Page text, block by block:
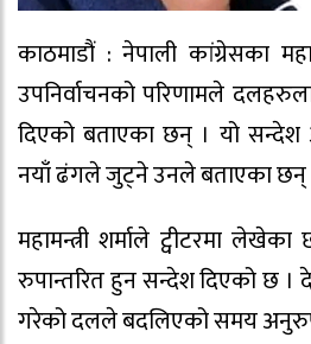
काठमाडौं : नेपाली कांग्रेसका
उपनिर्वाचनको परिणामले
दिएको बताएका छन् । यो
नयाँ ढंगले जुट्ने उनले बताएका छन्
महामन्त्री शर्माले ट्वीटरमा
रुपान्तरित हुन सन्देश दिएको छ
गरेको दलले बदलिएको समय